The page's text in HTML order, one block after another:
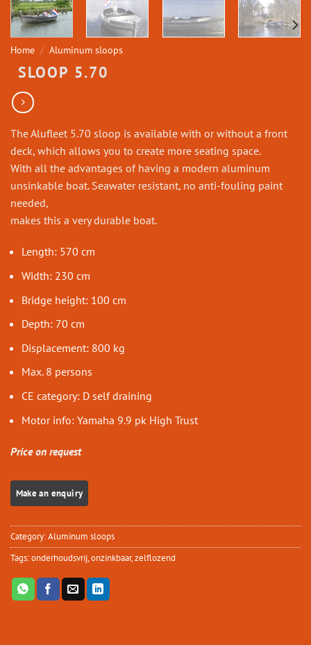
Home / Aluminum sloops
SLOOP 5.70
The Alufleet 5.70 sloop is available with or without a front
deck, which allows you to create more seating space.
With all the advantages of having a modern aluminum
unsinkable boat. Seawater resistant, no anti-fouling paint
needed,
makes this a very durable boat.
Length: 570 cm
Width: 230 cm
Bridge height: 100 cm
Depth: 70 cm
Displacement: 800 kg
Max. 8 persons
CE category: D self draining
Motor info: Yamaha 9.9 pk High Trust
Price on request
Category:Aluminum sloops
Tags:onderhoudsvrij,onzinkbaar,zelflozend